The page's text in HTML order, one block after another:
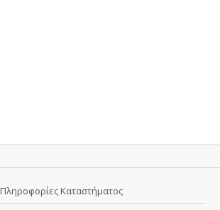
Πληροφορίες Καταστήματος